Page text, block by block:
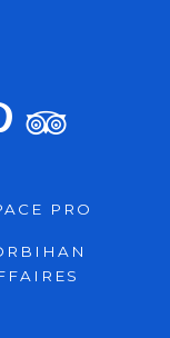
PRO